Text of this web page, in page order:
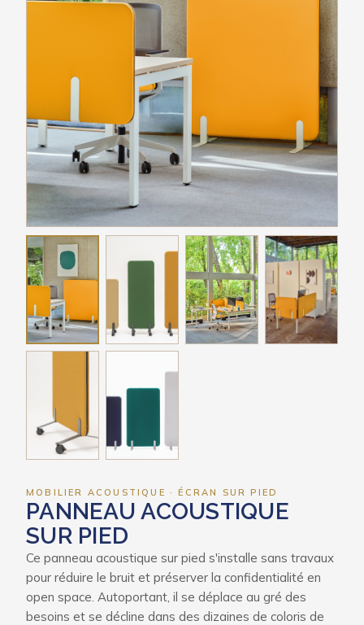
MOBILIER ACOUSTIQUE · ÉCRAN SUR PIED
PANNEAU ACOUSTIQUE
SUR PIED
Ce panneau acoustique sur pied s'installe sans travaux
pour réduire le bruit et préserver la confidentialité en
open space. Autoportant, il se déplace au gré des
besoins et se décline dans des dizaines de coloris de